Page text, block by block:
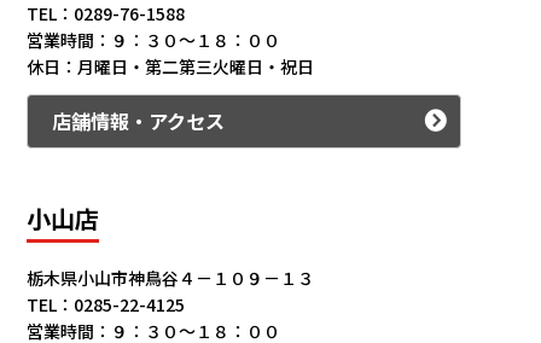
TEL：0289-76-1588
営業時間：９：３０～１８：００
休日：月曜日・第二第三火曜日・祝日
店舗情報・アクセス
小山店
栃木県小山市神鳥谷４－１０９－１３
TEL：0285-22-4125
営業時間：９：３０～１８：００